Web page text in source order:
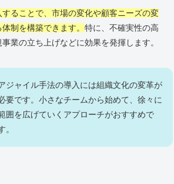
ることで、市場の変化や顧客ニーズの変
制を構築できます。 特に、不確実性の高
業の立ち上げなどに効果を発揮します。
ジャイル手法の導入には組織文化の変革が
要です。小さなチームから始めて、徐々に
囲を広げていくアプローチがおすすめで
。